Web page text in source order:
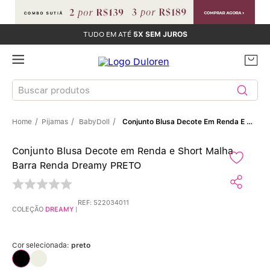
TUDO EM ATÉ 5X SEM JUROS
Buscar produtos
Pijamas BabyDoll Conjunto Blusa Decote Em Renda E Short Malha Barra Renda Dreamy PRETO
Conjunto Blusa Decote em Renda e Short Malha
Barra Renda Dreamy PRETO
COLEÇÃO DREAMY |
REF: 522034011
Cor selecionada: preto
TERMOS MAIS BUSCADOS
1º Sutiãs
2º Calcinhas
3 º Sutiã Bojo
4º Conjunto